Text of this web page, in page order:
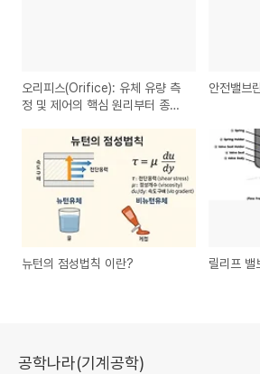
오리피스(Orifice): 유체 유량 측
정 및 제어의 핵심 원리부터 종류
안전밸브
뉴턴의 점성법칙 이란? 릴리프 밸
공학나라(기계공학)